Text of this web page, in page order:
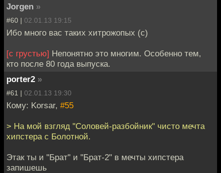
Jorgen »
#60 | 02.01.13 19:15
Ибо много вас таких хитрожопых (с)
[с грустью] Непонятно это многим. Особенно тем,
кто после 80 года выпуска.
porter2 »
#61 | 02.01.13 19:30
Кому: Korsar, #55
> На мой взгляд "Соловей-разбойник" чисто мечта
хипстера с Болотной.
Этак ты и "Брат" и "Брат-2" в мечты хипстера
запишешь